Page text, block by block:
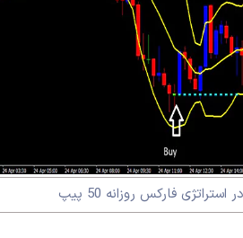
فارکس روزانه 50 پیپ